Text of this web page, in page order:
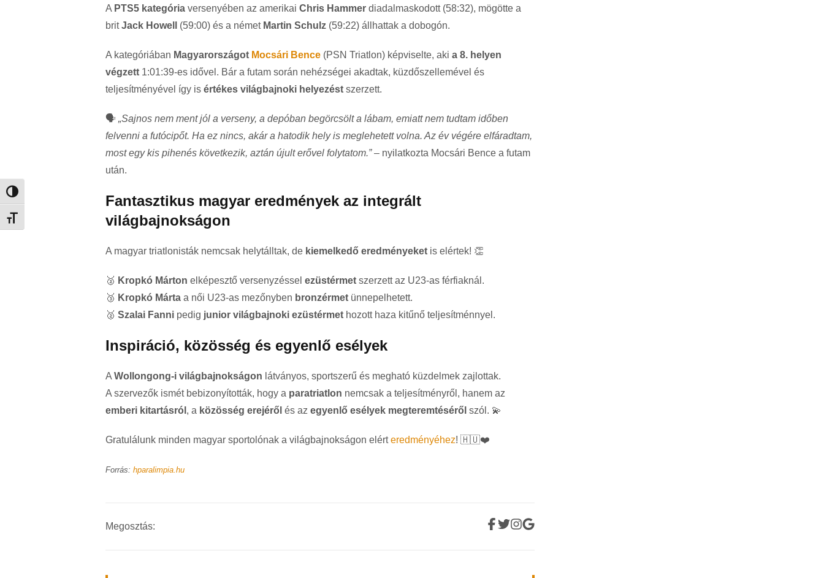
Nagy kontraszt váltása
Betűméret váltása
A PTS5 kategória versenyében az amerikai Chris Hammer diadalmaskodott (58:32), mögötte a
britJack Howell (59:00) és a német Martin Schulz (59:22) állhattak a dobogón.
A kategóriában Magyarországot Mocsári Bence (PSN Triatlon) képviselte, aki a 8. helyen
végzett 1:01:39-es idővel. Bár a futam során nehézségei akadtak, küzdőszellemével és
teljesítményével így is értékes világbajnoki helyezést szerzett.
🗣️ „Sajnos nem ment jól a verseny, a depóban begörcsölt a lábam, emiatt nem tudtam időben
felvenni a futócipőt. Ha ez nincs, akár a hatodik hely is meglehetett volna. Az év végére elfáradtam,
most egy kis pihenés következik, aztán újult erővel folytatom.”– nyilatkozta Mocsári Bence a futam
után.
Fantasztikus magyar eredmények az integrált
világbajnokságon
A magyar triatlonisták nemcsak helytálltak, de kiemelkedő eredményeket is elértek! 👏
🥈 Kropkó Márton elképesztő versenyzéssel ezüstérmet szerzett az U23-as férfiaknál.
🥉 Kropkó Márta a női U23-as mezőnyben bronzérmet ünnepelhetett.
🥈 Szalai Fanni pedig junior világbajnoki ezüstérmet hozott haza kitűnő teljesítménnyel.
Inspiráció, közösség és egyenlő esélyek
A Wollongong-i világbajnokságon látványos, sportszerű és megható küzdelmek zajlottak.
A szervezők ismét bebizonyították, hogy a paratriatlon nemcsak a teljesítményről, hanem az
emberi kitartásról , a közösség erejéről és az egyenlő esélyek megteremtéséről szól. 💫
Gratulálunk minden magyar sportolónak a világbajnokságon elérteredményéhez! 🇭🇺❤️
Forrás: hparalimpia.hu
Megosztás: